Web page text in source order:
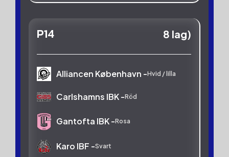
Växjö Vipers:1 -
P14 8 lag)
Alliancen København -Hvid / lilla
Carlshamns IBK -Röd
Gantofta IBK -Rosa
Karo IBF -Svart